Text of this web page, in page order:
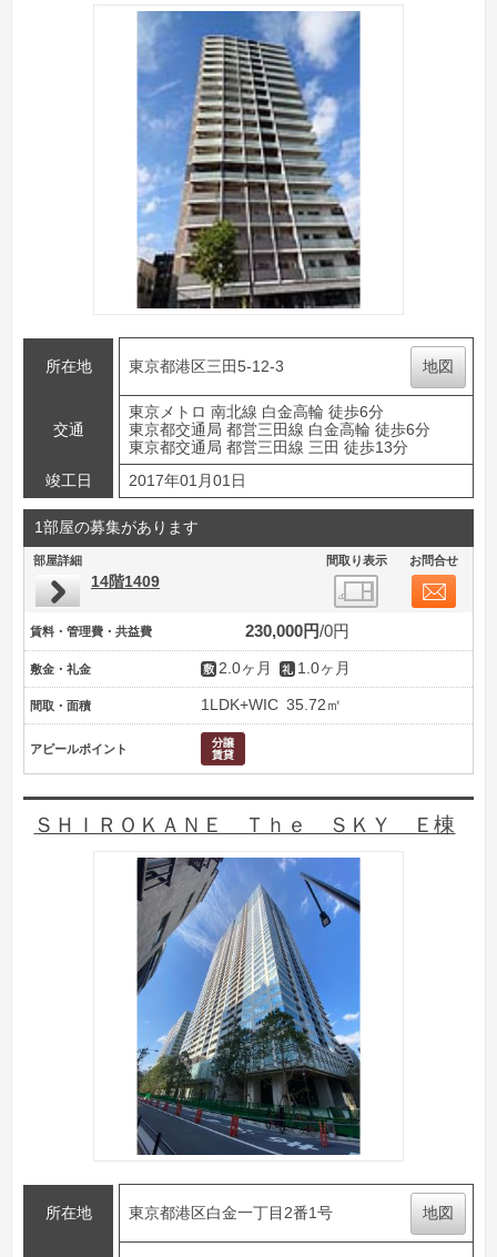
所在地 東京都港区三田5-12-3 地図
交通
東京メトロ 南北線 白金高輪 徒歩6分
東京都交通局 都営三田線 白金高輪 徒歩6分
東京都交通局 都営三田線 三田 徒歩13分
竣工日
2017年01月01日
1部屋の募集があります
部屋詳細 間取り表示 お問合せ
14階1409
賃料・管理費・共益費 230,000円 0円
敷金・礼金 2.0ヶ月 1.0ヶ月
間取・面積 1LDK+WIC 35.72㎡
アピールポイント
ＳＨＩＲＯＫＡＮＥ Ｔｈｅ ＳＫＹ Ｅ棟
所在地 東京都港区白金一丁目2番1号 地図